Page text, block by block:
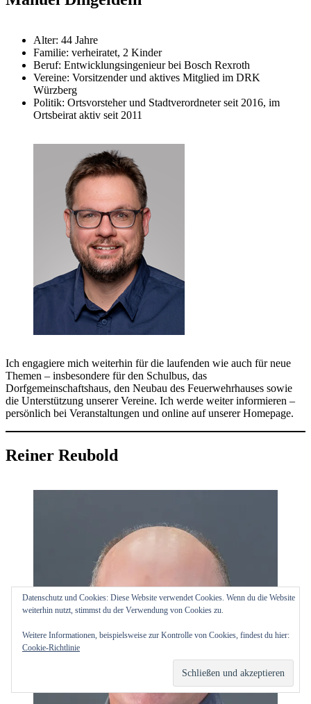
Alter: 44 Jahre
Familie: verheiratet, 2 Kinder
Beruf: Entwicklungsingenieur bei Bosch Rexroth
Vereine: Vorsitzender und aktives Mitglied im DRK
Würzberg
Politik: Ortsvorsteher und Stadtverordneter seit 2016, im
Ortsbeirat aktiv seit 2011
Ich engagiere mich weiterhin für die laufenden wie auch für neue
Themen – insbesondere für den Schulbus, das
Dorfgemeinschaftshaus, den Neubau des Feuerwehrhauses sowie
die Unterstützung unserer Vereine. Ich werde weiter informieren –
persönlich bei Veranstaltungen und online auf unserer Homepage.
Reiner Reubold
Datenschutz und Cookies: Diese Website verwendet Cookies. Wenn du die Website
weiterhin nutzt, stimmst du der Verwendung von Cookies zu.
Weitere Informationen, beispielsweise zur Kontrolle von Cookies, findest du hier:
Cookie-Richtlinie